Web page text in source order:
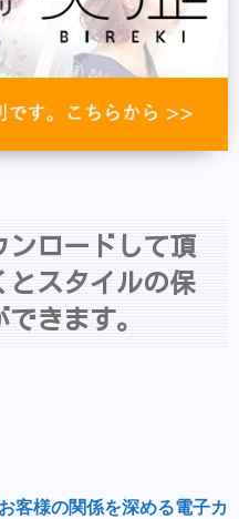
ンロードして頂
とスタイルの保
きます。
客様の関係を深める電子カ